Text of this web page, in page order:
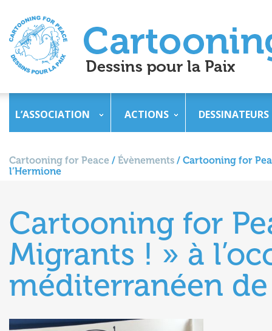
L’ASSOCIATION ACTIONS DESSINATEURS
Cartooning for Peace / Évènements / Cartooning for
l’Hermione
Cartooning for
Migrants ! » à
méditerranéen